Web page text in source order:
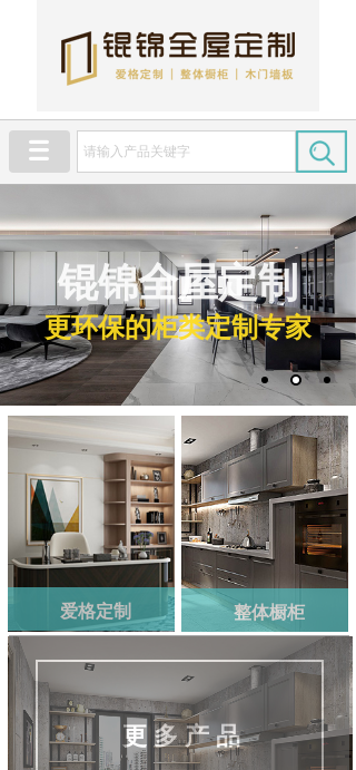
锟锦全屋定制
更环保的柜类定制专家
爱格定制 整体橱柜
更 多 产 品